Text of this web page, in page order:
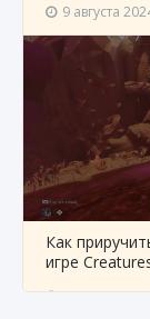
9 августа
Как
игре
9 августа